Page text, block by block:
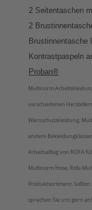
2 Seitentaschen
2
Brustinnentasche
Kontrastpaspeln
Proban®
Multinorm
verschiedenen
Warnschutzkleidung,
andere
Arbeitsalltag von ROFA
Multinorm Hose, Rofa
Produktsortiment.
sprechen Sie uns gern an!